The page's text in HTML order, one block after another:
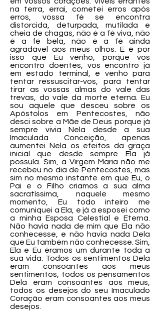
na terra, errai, cometei erros após
erros, vossa fé se encontra
distorcida, deturpada, mutilada e
cheia de chagas, não é a fé viva, não
é a fé bela, não é a fé ainda
agradável aos meus olhos. E é por
isso que Eu venho, porque vos
encontro doentes, vos encontro já
em estado terminal, e venho para
tentar ressuscitar-vos, para tentar
tirar as vossas almas do vale das
trevas, do vale da morte eterna. Eu
sou aquele que desceu sobre os
Apóstolos em Pentecostes, não
desci sobre a Mãe de Deus porque já
sempre vivia Nela desde a sua
Imaculada Conceição, apenas
aumentei Nela os efeitos da graça
inicial que desde sempre Ela já
possuía. Sim, a Virgem Maria não me
recebeu no dia de Pentecostes, mas
sim no mesmo instante em que Eu, o
Pai e o Filho criamos a sua alma
sacratíssima, naquele mesmo
momento, Eu todo inteiro me
comuniquei a Ela, e já a esposei como
a minha Esposa Celestial e Eterna.
Não havia nada de mim que Ela não
conhecesse, e não havia nada Dela
que Eu também não conhecesse. Sim,
Ela e Eu éramos um durante toda a
sua vida. Todos os sentimentos Dela
eram consoantes aos meus
sentimentos, todos os pensamentos
Dela eram consoantes aos meus,
todos os desejos do seu Imaculado
Coração eram consoantes aos meus
desejos.